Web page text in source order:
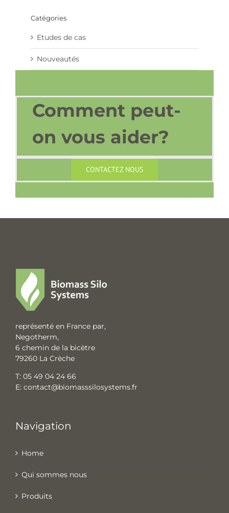
Catégories
Etudes de cas
Nouveautés
Comment peut-
on vous aider?
CONTACTEZ NOUS
représenté en France par,
Negotherm,
6 chemin de la bicètre
79260 La Crèche
T: 05 49 04 24 66
E: contact@biomasssilosystems.fr
Navigation
Home
Qui sommes nous
Produits